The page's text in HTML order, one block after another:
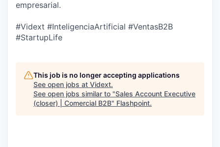
empresarial.
#Vidext #InteligenciaArtificial #VentasB2B
#StartupLife
This job is no longer accepting applications
See open jobs at Vidext.
See open jobs similar to "Sales Account Executive
(closer) | Comercial B2B" Flashpoint.